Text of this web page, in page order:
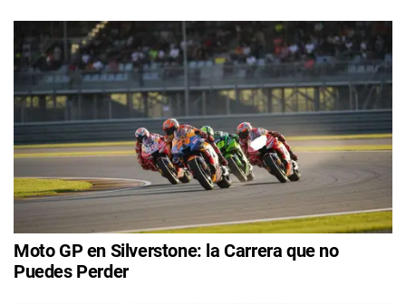
Moto GP en Silverstone: la Carrera que no
Puedes Perder